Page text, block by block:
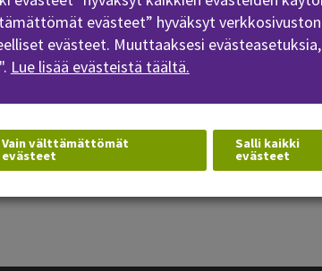
Avoimen AMK:n
evästeet” hyväksyt verkkosivuston
evästeet. Muuttaaksesi
Lue lisää evästeistä täältä.
Vain välttämättömät
evästeet
Salli kaikki
evästeet